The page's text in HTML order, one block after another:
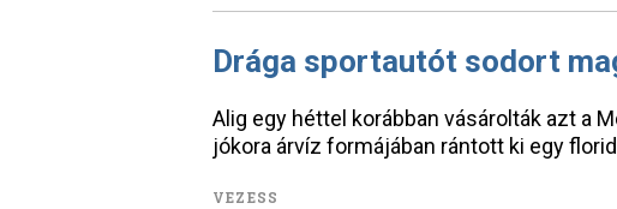
Drága sportautót sodort
Alig egy héttel korábban vásárolták azt a
jókora árvíz formájában rántott ki egy
VEZESS